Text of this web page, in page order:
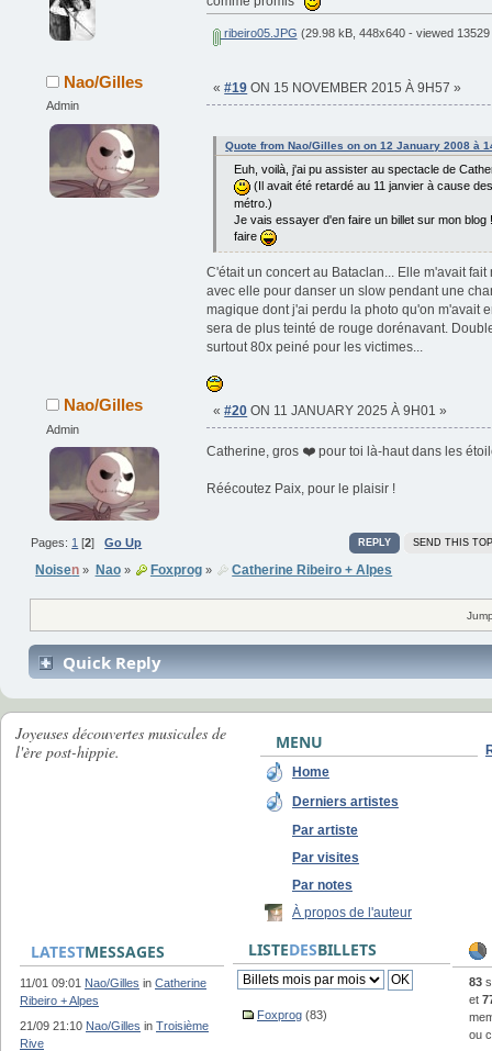
ribeiro05.JPG (29.98 kB, 448x640 - viewed
Nao/Gilles
Admin
«#19 ON 15 NOVEMBER 2015 À 9H57 »
Quote from Nao/Gilles on on 12 January 2008 à
Euh, voilà, j'ai pu assister au spectacle de
(Il avait été retardé au 11 janvier à cause
métro.)
Je vais essayer d'en faire un billet sur mon blog
faire
C'était un concert au Bataclan... Elle m'avait fait
avec elle pour danser un slow pendant une
magique dont j'ai perdu la photo qu'on m'avait
sera de plus teinté de rouge dorénavant.
surtout 80x peiné pour les victimes...
Nao/Gilles
Admin
«#20 ON 11 JANUARY 2025 À 9H01 »
Catherine, gros ❤️ pour toi là-haut dans les
Réécoutez Paix, pour le plaisir !
REPLY SEND THIS
Pages: 1 [2]Go Up
Noisen » Nao» Foxprog» Catherine Ribeiro + Alpes
Quick Reply
Joyeuses découvertes musicales de
l'ère post-hippie.
MENU
Home
Derniers artistes
Par artiste
Par visites
Par notes
À propos de l'auteur
LATESTMESSAGES
11/01 09:01 Nao/Gilles in Catherine
Ribeiro + Alpes
21/09 21:10 Nao/Gilles in Troisième
Rive
LISTEDESBILLETS
Foxprog (83)
83
et
ou